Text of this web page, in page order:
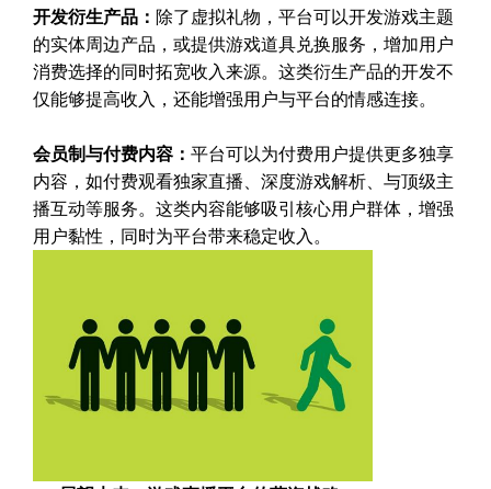
开发衍生产品： 除了虚拟礼物，平台可以开发游戏主题
的实体周边产品，或提供游戏道具兑换服务，增加用户
消费选择的同时拓宽收入来源。这类衍生产品的开发不
仅能够提高收入，还能增强用户与平台的情感连接。
会员制与付费内容： 平台可以为付费用户提供更多独享
内容，如付费观看独家直播、深度游戏解析、与顶级主
播互动等服务。这类内容能够吸引核心用户群体，增强
用户黏性，同时为平台带来稳定收入。